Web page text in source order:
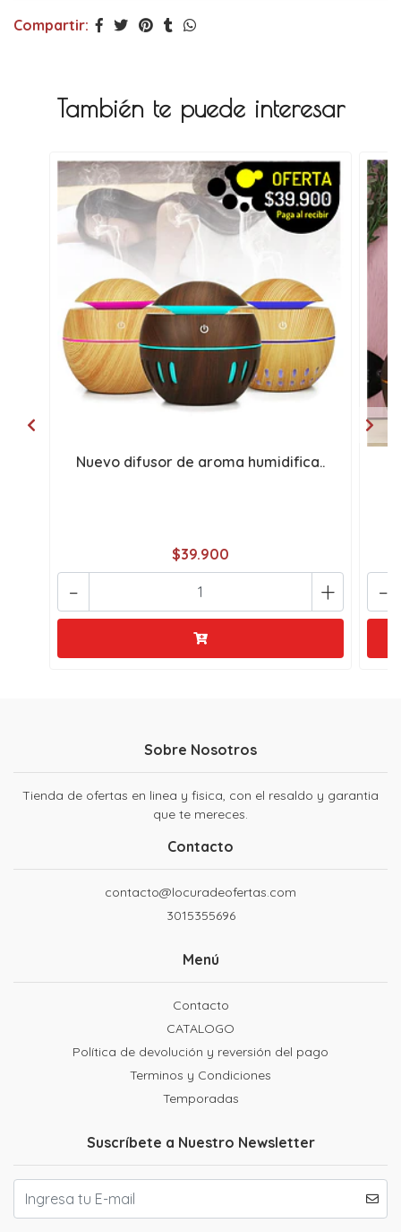
Compartir:
También te puede interesar
Nuevo difusor de aroma humidifica..
$39.900
+
- -
Sobre Nosotros
Tienda de ofertas en linea y fisica, con el resaldo y garantia
que te mereces.
Contacto
contacto@locuradeofertas.com
3015355696
Menú
Contacto
CATALOGO
Política de devolución y reversión del pago
Terminos y Condiciones
Temporadas
Suscríbete a Nuestro Newsletter